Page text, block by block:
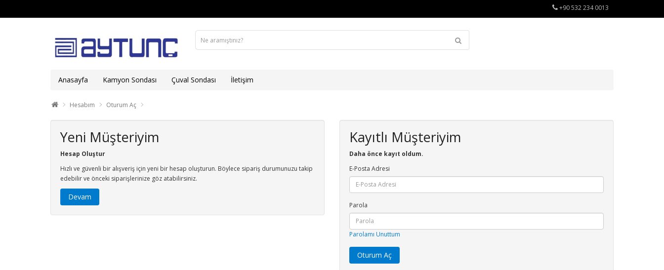
+90 532 234 0013
Anasayfa Kamyon Sondası Çuval Sondası İletişim
Hesabım Oturum Aç
Yeni Müşteriyim
Hesap Oluştur
Hızlı ve güvenli bir alışveriş için yeni bir hesap oluşturun. Böylece sipariş durumunuzu takip
edebilir ve önceki siparişlerinize göz atabilirsiniz.
Devam
Kayıtlı Müşteriyim
Daha önce kayıt oldum.
E-Posta Adresi
Parola
Parolamı Unuttum